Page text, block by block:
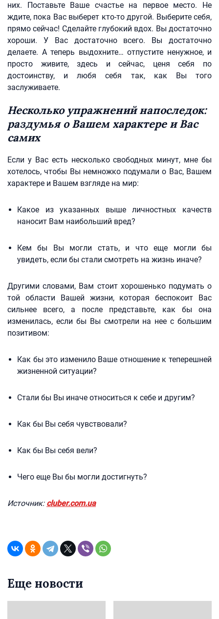
них. Поставьте Ваше счастье на первое место. Не
ждите, пока Вас выберет кто-то другой. Выберите себя,
прямо сейчас! Сделайте глубокий вдох. Вы достаточно
хороши. У Вас достаточно всего. Вы достаточно
делаете. А теперь выдохните… отпустите ненужное, и
просто живите, здесь и сейчас, ценя себя по
достоинству, и любя себя так, как Вы того
заслуживаете.
Несколько упражнений напоследок:
раздумья о Вашем характере и Вас
самих
Если у Вас есть несколько свободных минут, мне бы
хотелось, чтобы Вы немножко подумали о Вас, Вашем
характере и Вашем взгляде на мир:
Какое из указанных выше личностных качеств
наносит Вам наибольший вред?
Кем бы Вы могли стать, и что еще могли бы
увидеть, если бы стали смотреть на жизнь иначе?
Другими словами, Вам стоит хорошенько подумать о
той области Вашей жизни, которая беспокоит Вас
сильнее всего, а после представьте, как бы она
изменилась, если бы Вы смотрели на нее с большим
позитивом:
Как бы это изменило Ваше отношение к теперешней
жизненной ситуации?
Стали бы Вы иначе относиться к себе и другим?
Как бы Вы себя чувствовали?
Как бы Вы себя вели?
Чего еще Вы бы могли достигнуть?
Источник: cluber.com.ua
Еще новости